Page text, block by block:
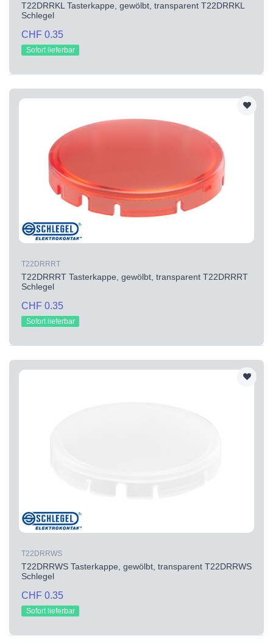
T22DRRKL Tasterkappe, gewölbt, transparent T22DRRKL
Schlegel
CHF 0.35
Sofort lieferbar
T22DRRRT
T22DRRRT Tasterkappe, gewölbt, transparent T22DRRRT
Schlegel
CHF 0.35
Sofort lieferbar
T22DRRWS
T22DRRWS Tasterkappe, gewölbt, transparent T22DRRWS
Schlegel
CHF 0.35
Sofort lieferbar